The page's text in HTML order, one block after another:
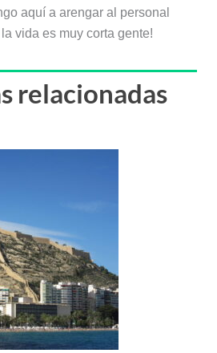
aquí a arengar al personal
vida es muy corta gente!
relacionadas